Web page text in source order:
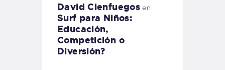
David Cienfuegos en
Surf para Niños:
Educación,
Competición o
Diversión?